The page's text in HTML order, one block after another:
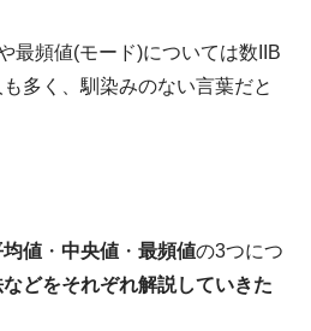
最頻値(モード)については数IIB
多く、馴染みのない言葉だと
均値 ・中央値 ・最頻値の3つにつ
どをそれぞれ解説していきた